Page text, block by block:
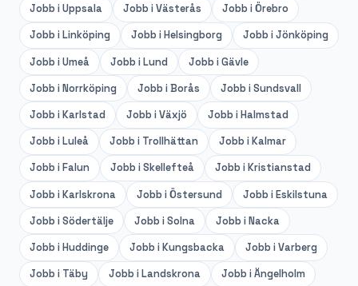
Jobb iUppsala Jobb iVästerås Jobb iÖrebro
Jobb iLinköping Jobb iHelsingborg Jobb iJönköping
Jobb iUmeå Jobb iLund Jobb iGävle
Jobb iNorrköping Jobb iBorås Jobb iSundsvall
Jobb iKarlstad Jobb iVäxjö Jobb iHalmstad
Jobb iLuleå Jobb i Trollhättan Jobb iKalmar
Jobb iFalun Jobb iSkellefteå Jobb iKristianstad
Jobb iKarlskrona Jobb iÖstersund Jobb iEskilstuna
Jobb iSödertälje Jobb iSolna Jobb iNacka
Jobb iHuddinge Jobb iKungsbacka Jobb iVarberg
Jobb i Täby Jobb iLandskrona Jobb iÄngelholm